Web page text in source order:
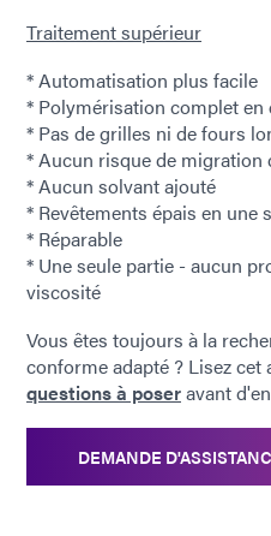
Traitement supérieur
* Automatisation plus facile
* Polymérisation complet en
* Pas de grilles ni de fours
* Aucun risque de migration
* Aucun solvant ajouté
* Revêtements épais en une
* Réparable
* Une seule partie - aucun
viscosité
Vous êtes toujours à la
conforme adapté ? Lisez
questions à poseravant
DEMANDE